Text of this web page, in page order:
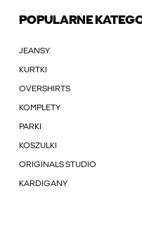
POPULARNE
JEANSY
KURTKI
OVERSHIRTS
KOMPLETY
PARKI
KOSZULKI
ORIGINALS STUDIO
KARDIGANY